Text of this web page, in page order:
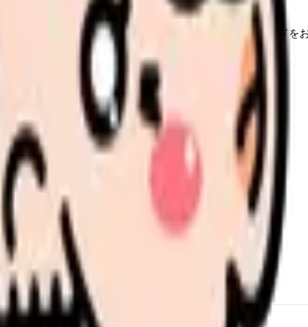
がより健康的に、そして効率的に働くための実践ガイドを